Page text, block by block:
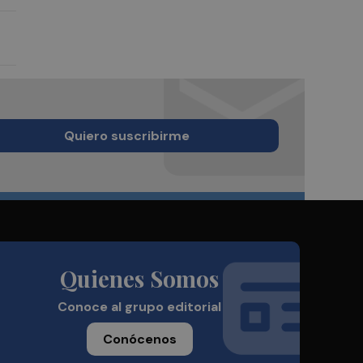
Quiero suscribirme
Quienes Somos
Conoce al grupo editorial
Conócenos